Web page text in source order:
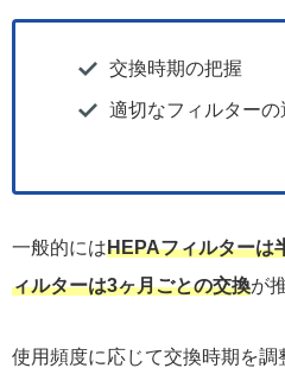
交換時期の把握
適切なフィルターの
一般的にはHEPAフィルターは
ィルターは3ヶ月ごとの交換が
使用頻度に応じて交換時期を調